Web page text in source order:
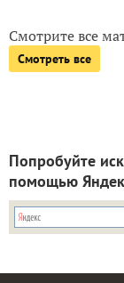
Смотрите все
Смотреть все
Попробуйте
помощью